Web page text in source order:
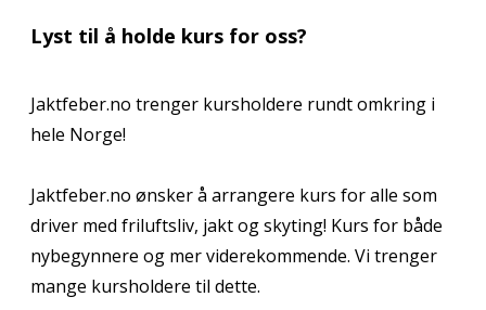
Lyst til å holde kurs for oss?
Jaktfeber.no trenger kursholdere rundt omkring i
hele Norge!
Jaktfeber.no ønsker å arrangere kurs for alle som
driver med friluftsliv, jakt og skyting! Kurs for både
nybegynnere og mer viderekommende. Vi trenger
mange kursholdere til dette.